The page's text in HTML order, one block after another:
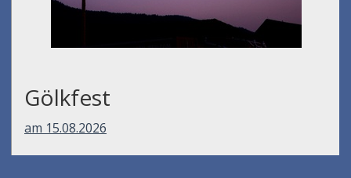
Gölkfest
am 15.08.2026